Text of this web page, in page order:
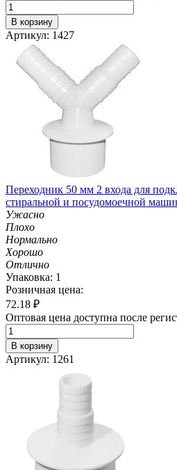
В корзину
Артикул: 1427
Переходник 50 мм 2 входа для
стиральной и посудомоечной
Ужасно
Плохо
Нормально
Хорошо
Отлично
Упаковка: 1
Розничная цена:
72.18 ₽
Оптовая цена доступна после
В корзину
Артикул: 1261